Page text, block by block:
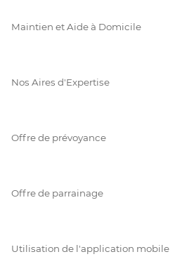
Maintien et Aide à Domicile
Nos Aires d'Expertise
Offre de prévoyance
Offre de parrainage
Utilisation de l'application mobile